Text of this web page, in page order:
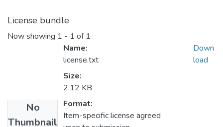
License bundle
Now showing 1 - 1 of 1
No
Thumbnail
Name:
license.txt
Size:
2.12 KB
Format:
Item-specific license agreed
Down
load